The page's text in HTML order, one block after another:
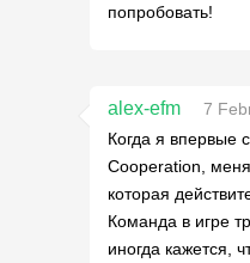
попробовать!
alex-efm
7
Когда я впервые
Cooperation,
которая
Команда в игре
иногда кажется,